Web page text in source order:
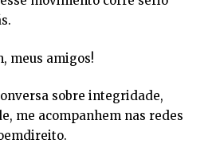
meus amigos!
sobre integridade,
me acompanhem nas redes